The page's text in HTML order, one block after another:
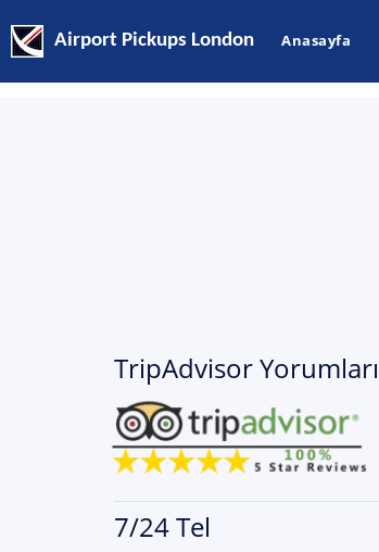
Airport Pickups London Anasayfa
TripAdvisor Yorumları
7/24 Tel